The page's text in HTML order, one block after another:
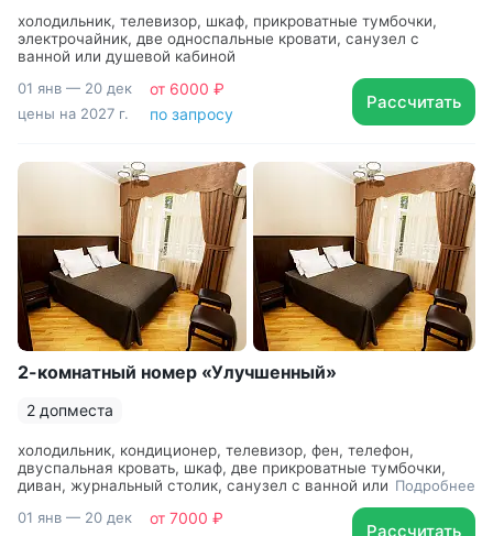
холодильник, телевизор, шкаф, прикроватные тумбочки,
электрочайник, две односпальные кровати, санузел с
ванной или душевой кабиной
01 янв — 20 дек
от 6000 ₽
цены на 2027 г. по запросу
Рассчитать
2-комнатный номер «Улучшенный»
2 допместа
холодильник, кондиционер, телевизор, фен, телефон,
двуспальная кровать, шкаф, две прикроватные тумбочки,
диван, журнальный столик, санузел с ванной или душевой
Подробнее
01 янв — 20 дек
от 7000 ₽
Рассчитать